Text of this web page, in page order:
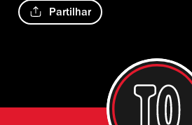
Partilhar